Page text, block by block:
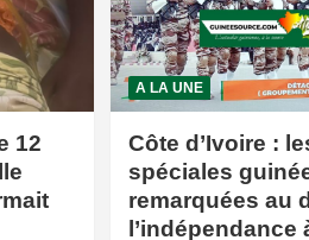
12
A LA UNE
Côte d’Ivoire :
spéciales
remarquées au
l’indépendance